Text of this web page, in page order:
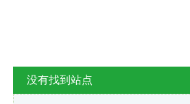
没有找到站点